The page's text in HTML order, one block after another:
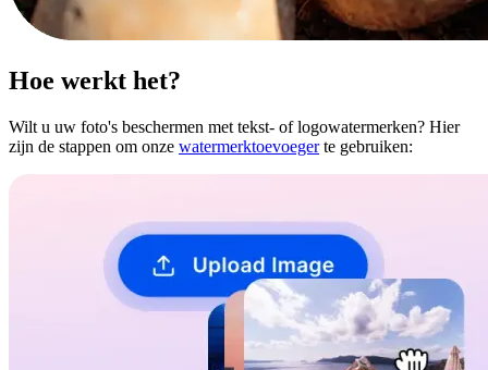
Hoe werkt het?
Wilt u uw foto's beschermen met tekst- of logowatermerken? Hier
zijn de stappen om onze watermerktoevoegerte gebruiken: